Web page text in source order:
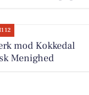
mod Kokkedal
Menighed